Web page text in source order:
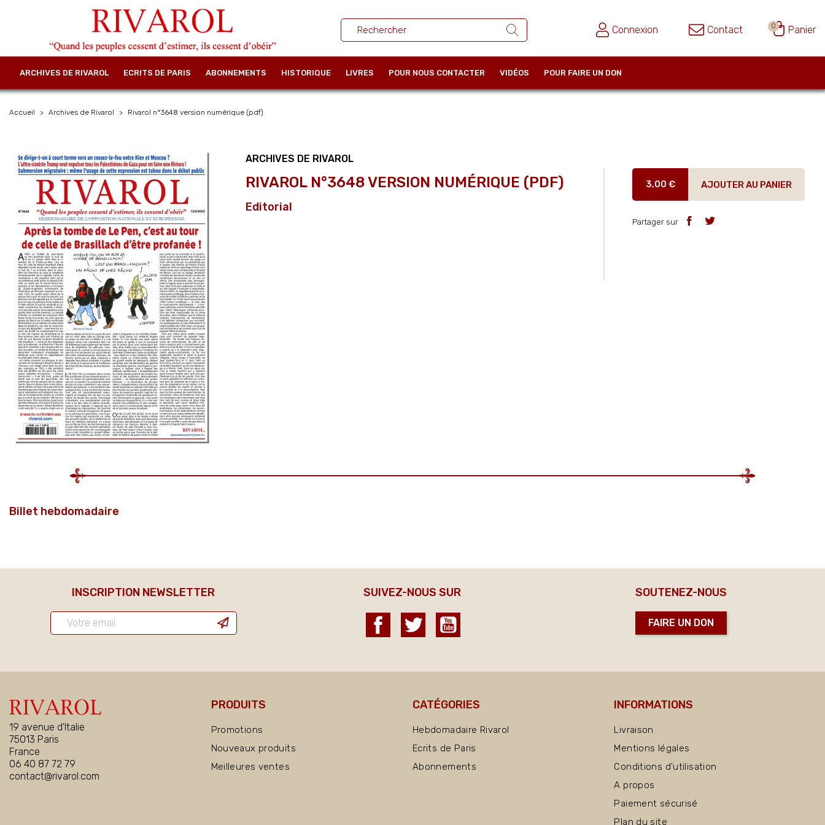
Connexion Contact 0 Panier
ARCHIVES DE RIVAROL ECRITS DE PARIS ABONNEMENTS HISTORIQUE LIVRES POUR NOUS CONTACTER VIDÉOS POUR FAIRE UN DON
Accueil Archives de Rivarol Rivarol n°3648 version numérique (pdf)
ARCHIVES DE RIVAROL
RIVAROL N°3648 VERSION NUMÉRIQUE (PDF)
Editorial
3,00 € AJOUTER AU PANIER
Partager sur
Billet hebdomadaire
INSCRIPTION NEWSLETTER SUIVEZ-NOUS SUR
Facebook Twitter
SOUTENEZ-NOUS
FAIRE UN DON
19 avenue d'Italie
75013 Paris
France
06 40 87 72 79
contact@rivarol.com
PRODUITS
Promotions
Nouveaux produits
Meilleures ventes
CATÉGORIES
Hebdomadaire Rivarol
Ecrits de Paris
Abonnements
INFORMATIONS
Livraison
Mentions légales
Conditions d'utilisation
A propos
Paiement sécurisé
Plan du site